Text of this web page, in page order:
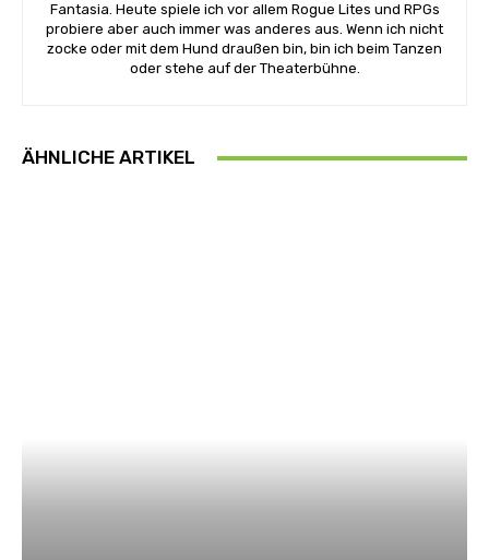
Fantasia. Heute spiele ich vor allem Rogue Lites und RPGs
probiere aber auch immer was anderes aus. Wenn ich nicht
zocke oder mit dem Hund draußen bin, bin ich beim Tanzen
oder stehe auf der Theaterbühne.
ÄHNLICHE ARTIKEL